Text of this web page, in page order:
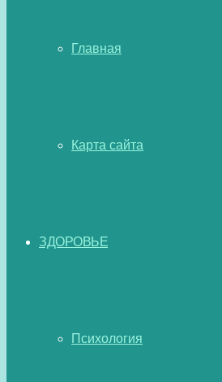
Главная
Карта сайта
ЗДОРОВЬЕ
Психология